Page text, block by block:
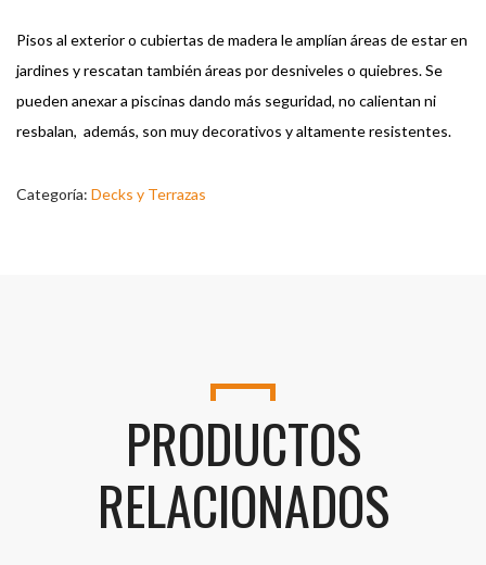
Pisos al exterior o cubiertas de madera le amplían áreas de estar en
jardines y rescatan también áreas por desniveles o quiebres. Se
pueden anexar a piscinas dando más seguridad, no calientan ni
resbalan, además, son muy decorativos y altamente resistentes.
Categoría: Decks y Terrazas
PRODUCTOS
RELACIONADOS